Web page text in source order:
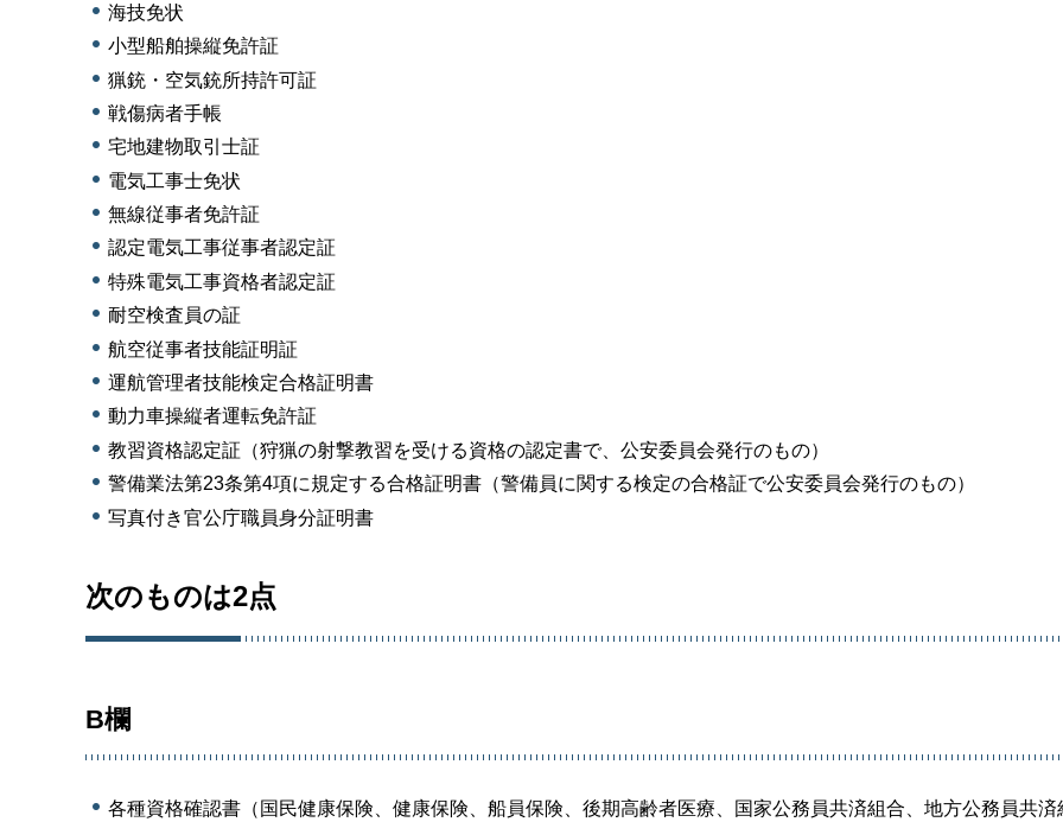
海技免状
小型船舶操縦免許証
猟銃・空気銃所持許可証
戦傷病者手帳
宅地建物取引士証
電気工事士免状
無線従事者免許証
認定電気工事従事者認定証
特殊電気工事資格者認定証
耐空検査員の証
航空従事者技能証明証
運航管理者技能検定合格証明書
動力車操縦者運転免許証
教習資格認定証（狩猟の射撃教習を受ける資格の認定書で、公安委員会発行のもの）
警備業法第23条第4項に規定する合格証明書（警備員に関する検定の合格証で公安委員会発行のもの）
写真付き官公庁職員身分証明書
次のものは2点
B欄
各種資格確認書（国民健康保険、健康保険、船員保険、後期高齢者医療、国家公務員共済組合、地方公務員共済